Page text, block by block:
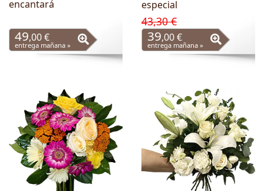
encantará
49,00 €
entrega mañana »
especial
43,30 €
39,00 €
entrega mañana »